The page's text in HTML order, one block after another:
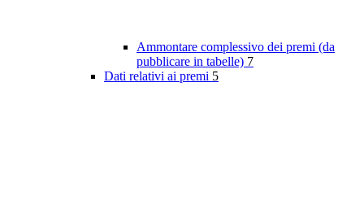
Ammontare complessivo dei premi (da
pubblicare in tabelle) 7
Dati relativi ai premi 5